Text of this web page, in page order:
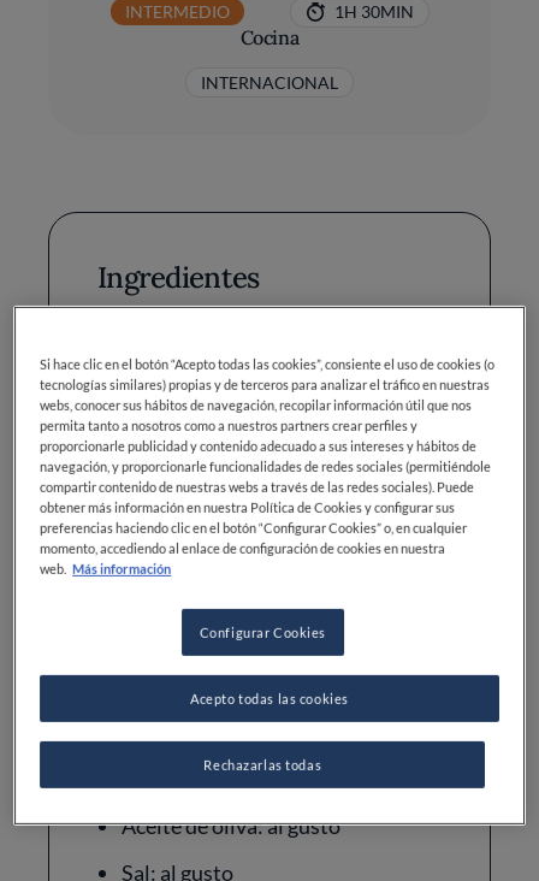
INTERMEDIO 1H 30MIN
Cocina
INTERNACIONAL
Ingredientes
Cebolla: 1
Calamares: 8
Dientes de ajo: 2
Tomate: 1
Pan rallado: 1/2 taza
Jamón serrano picado: 100 g
Vino blanco: 1/2 taza
Aceite de oliva: al gusto
Sal: al gusto
Si hace clic en el botón “Acepto todas las cookies”, consiente el uso de cookies (o
tecnologías similares) propias y de terceros para analizar el tráfico en nuestras
webs, conocer sus hábitos de navegación, recopilar información útil que nos
permita tanto a nosotros como a nuestros partners crear perfiles y
proporcionarle publicidad y contenido adecuado a sus intereses y hábitos de
navegación, y proporcionarle funcionalidades de redes sociales (permitiéndole
compartir contenido de nuestras webs a través de las redes sociales). Puede
obtener más información en nuestra Política de Cookies y configurar sus
preferencias haciendo clic en el botón “Configurar Cookies” o, en cualquier
momento, accediendo al enlace de configuración de cookies en nuestra
web. Más información
Configurar Cookies
Rechazarlas todas
Acepto todas las cookies